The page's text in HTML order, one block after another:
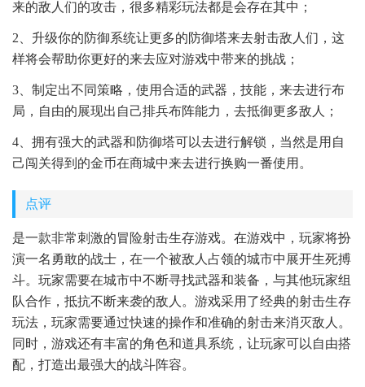
来的敌人们的攻击，很多精彩玩法都是会存在其中；
2、升级你的防御系统让更多的防御塔来去射击敌人们，这
样将会帮助你更好的来去应对游戏中带来的挑战；
3、制定出不同策略，使用合适的武器，技能，来去进行布
局，自由的展现出自己排兵布阵能力，去抵御更多敌人；
4、拥有强大的武器和防御塔可以去进行解锁，当然是用自
己闯关得到的金币在商城中来去进行换购一番使用。
点评
是一款非常刺激的冒险射击生存游戏。在游戏中，玩家将扮
演一名勇敢的战士，在一个被敌人占领的城市中展开生死搏
斗。玩家需要在城市中不断寻找武器和装备，与其他玩家组
队合作，抵抗不断来袭的敌人。游戏采用了经典的射击生存
玩法，玩家需要通过快速的操作和准确的射击来消灭敌人。
同时，游戏还有丰富的角色和道具系统，让玩家可以自由搭
配，打造出最强大的战斗阵容。